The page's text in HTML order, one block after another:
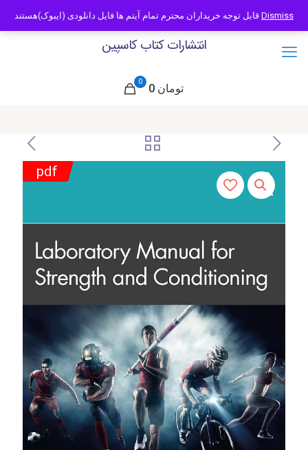
09121466294 info@caspianbook.com
انتشارات کتاب کاسپین
0
0 تومان
pdf
Dismiss